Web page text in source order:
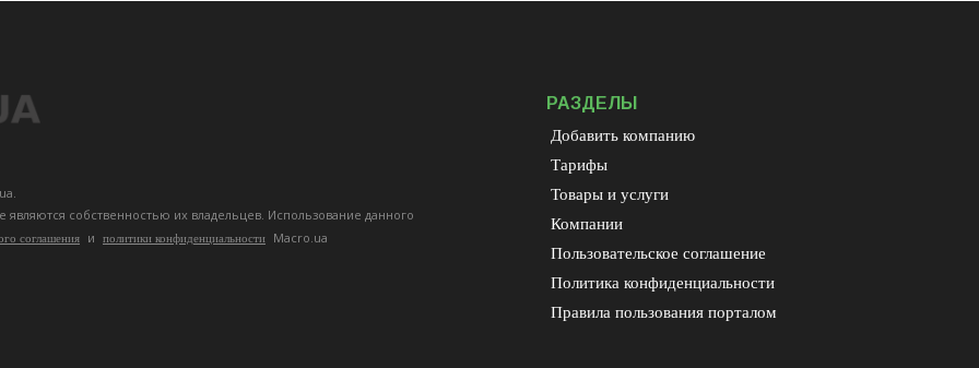
собственностью их владельцев. Использование данного
соглашения и политики конфиденциальности Macro.ua
РАЗДЕЛЫ
Добавить компанию
Тарифы
Товары и услуги
Компании
Пользовательское соглашение
Политика конфиденциальности
Правила пользования порталом